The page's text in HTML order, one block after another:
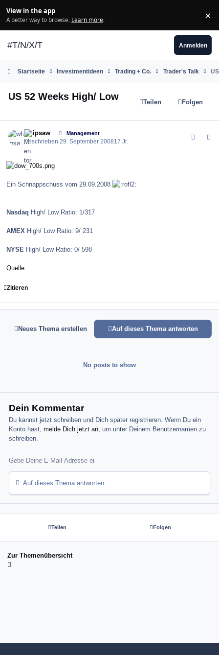
View in the app
A better way to browse. Learn more. ×
#T/N/X/T Anmelden
Startseite Investmentideen Trading + Co. Trader's Talk
US 52 Weeks High/ Low Teilen Folgen
whipsaw Management
Geschrieben29. September 200817 Jr.
Ein Schnappschuss vom 29.09.2008
Nasdaq High/ Low Ratio: 1/317
AMEX High/ Low Ratio: 9/ 231
NYSE High/ Low Ratio: 0/ 598
Quelle
Zitieren
Neues Thema erstellen Auf dieses Thema antworten
No posts to show
Dein Kommentar
Du kannst jetzt schreiben und Dich später registrieren. Wenn Du ein
Konto hast,melde Dich jetzt an, um unter Deinem Benutzernamen zu
schreiben.
Auf dieses Thema antworten...
Teilen Folgen
Zur Themenübersicht